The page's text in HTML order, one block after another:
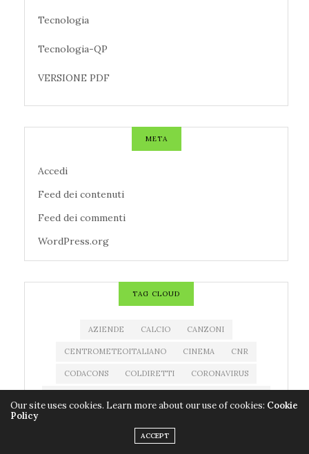
Tecnologia
Tecnologia-QP
VERSIONE PDF
META
Accedi
Feed dei contenuti
Feed dei commenti
WordPress.org
TAG CLOUD
AZIENDE CALCIO CANZONI
CENTROMETEOITALIANO CINEMA CNR
CODACONS COLDIRETTI CORONAVIRUS
FILM IMPRESE
Our site uses cookies. Learn more about our use of cookies: Cookie
Policy
ACCEPT